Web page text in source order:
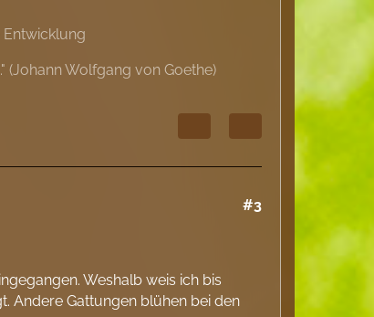
Entwicklung
Wolfgang von Goethe)
#3
Weshalb weis ich bis
Andere Gattungen blühen bei den